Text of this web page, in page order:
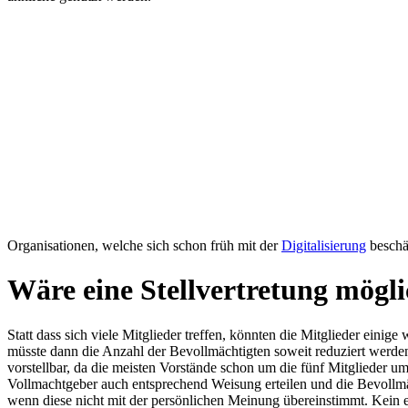
Organisationen, welche sich schon früh mit derDigitalisierung
Wäre eine Stellvertretung
Statt dass sich viele Mitglieder treffen, könnten die Mitglieder
müsste dann die Anzahl der Bevollmächtigten soweit reduziert
vorstellbar, da die meisten Vorstände schon um die fünf Mitglieder
Vollmachtgeber auch entsprechend Weisung erteilen und die
wenn diese nicht mit der persönlichen Meinung übereinstimmt. Kein